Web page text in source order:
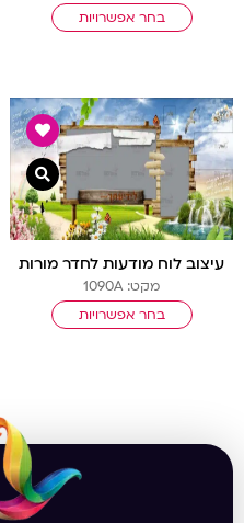
בחר אפשרויות
עיצוב לוח מודעות לחדר מורות
מקט: 1090A
בחר אפשרויות